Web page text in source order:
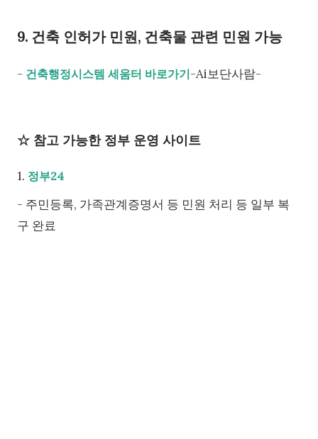
9. 건축 인허가 민원, 건축물 관련 민원 가능
- 건축행정시스템 세움터 바로가기-Ai보단사람-
☆ 참고 가능한 정부 운영 사이트
1. 정부24
- 주민등록, 가족관계증명서 등 민원 처리 등 일부 복
구 완료